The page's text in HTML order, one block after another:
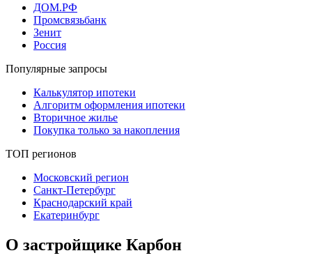
ДОМ.РФ
Промсвязьбанк
Зенит
Россия
Популярные запросы
Калькулятор ипотеки
Алгоритм оформления ипотеки
Вторичное жилье
Покупка только за накопления
ТОП регионов
Московский регион
Санкт-Петербург
Краснодарский край
Екатеринбург
О застройщике Карбон